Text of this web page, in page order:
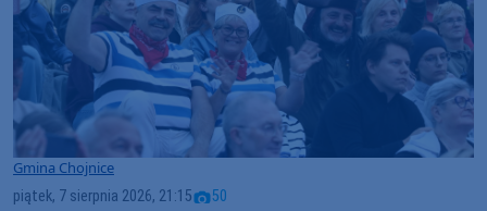
Gmina Chojnice
piątek, 7 sierpnia 2026, 21:15 50